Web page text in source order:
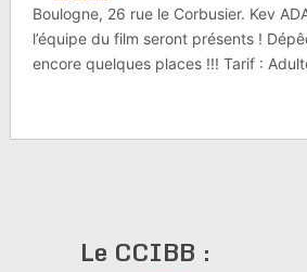
Boulogne, 26 rue le Corbusier. Kev
l’équipe du film seront présents !
encore quelques places !!! Tarif :
Le CCIBB :